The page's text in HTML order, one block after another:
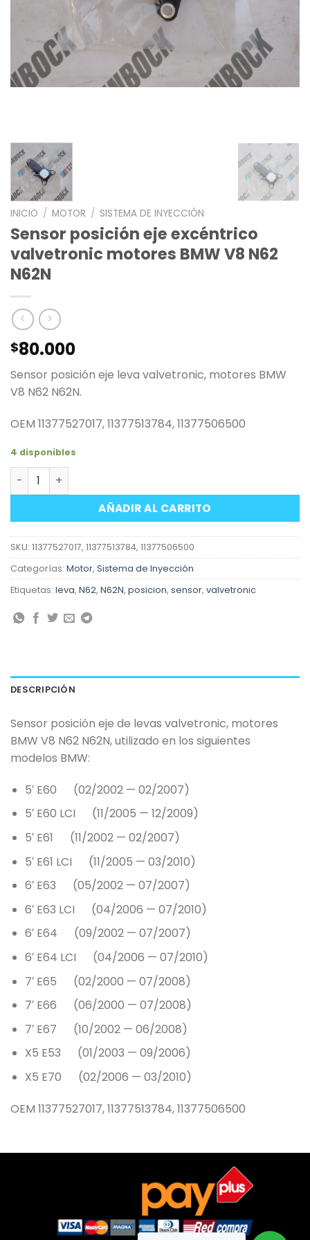
INICIO / MOTOR / SISTEMA DE INYECCIÓN
Sensor posición eje excéntrico
valvetronic motores BMW V8 N62
N62N
$80.000
Sensor posición eje leva valvetronic, motores BMW
V8 N62 N62N.
OEM 11377527017, 11377513784, 11377506500
4 disponibles
Sensor posición eje excéntrico valvetronic motores
AÑADIR AL CARRITO
SKU: 11377527017, 11377513784, 11377506500
Categorías: Motor, Sistema de Inyección
Etiquetas: leva, N62, N62N, posicion, sensor, valvetronic
DESCRIPCIÓN
Sensor posición eje de levas valvetronic, motores
BMW V8 N62 N62N, utilizado en los siguientes
modelos BMW:
5′ E60 (02/2002 — 02/2007)
5′ E60 LCI (11/2005 — 12/2009)
5′ E61 (11/2002 — 02/2007)
5′ E61 LCI (11/2005 — 03/2010)
6′ E63 (05/2002 — 07/2007)
6′ E63 LCI (04/2006 — 07/2010)
6′ E64 (09/2002 — 07/2007)
6′ E64 LCI (04/2006 — 07/2010)
7′ E65 (02/2000 — 07/2008)
7′ E66 (06/2000 — 07/2008)
7′ E67 (10/2002 — 06/2008)
X5 E53 (01/2003 — 09/2006)
X5 E70 (02/2006 — 03/2010)
OEM 11377527017, 11377513784, 11377506500